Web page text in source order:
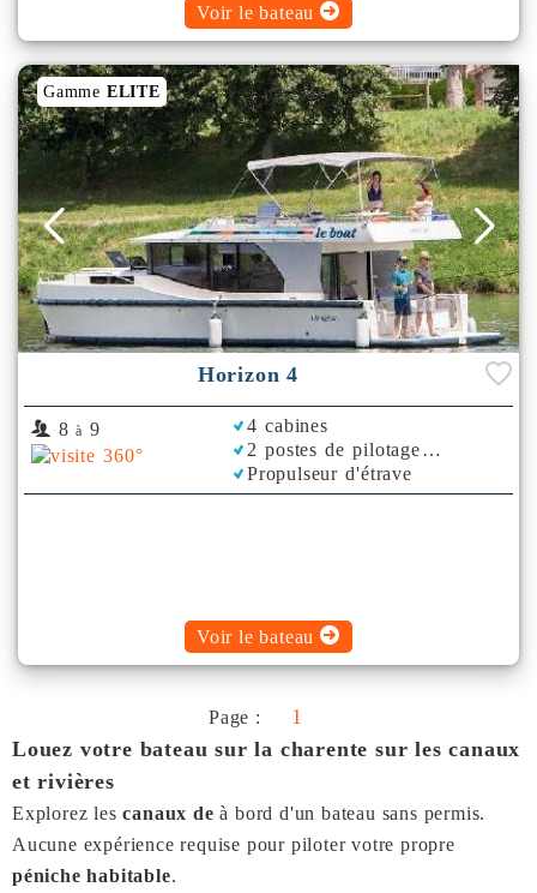
Voir le bateau
Gamme ELITE
Horizon 4
8 à 9
4 cabines
2 postes de pilotage
Propulseur d'étrave
Rafraichisseur d'Air
Voir le bateau
Page :
1
Louez votre bateau sur la charente sur les canaux
et rivières
Explorez lescanaux deà bord d'un bateau sans permis.
Aucune expérience requise pour piloter votre propre
péniche habitable.